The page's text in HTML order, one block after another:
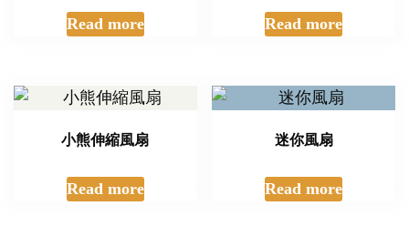
Read more Read more
小熊伸縮風扇
Read more
迷你風扇
Read more